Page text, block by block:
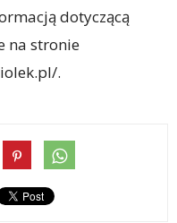
dotyczącą
na stronie
.